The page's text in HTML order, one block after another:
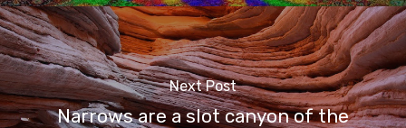
Next Post
Narrows are a slot canyon of the